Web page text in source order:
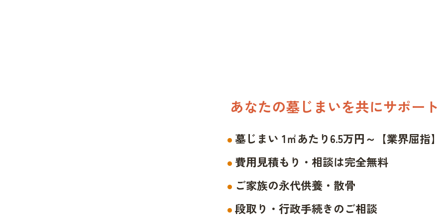
あなたの墓じまいを共にサポート
墓じまい 1㎡あたり6.5万円～【業界屈指】
費用見積もり・相談は完全無料
ご家族の永代供養・散骨
段取り・行政手続きのご相談